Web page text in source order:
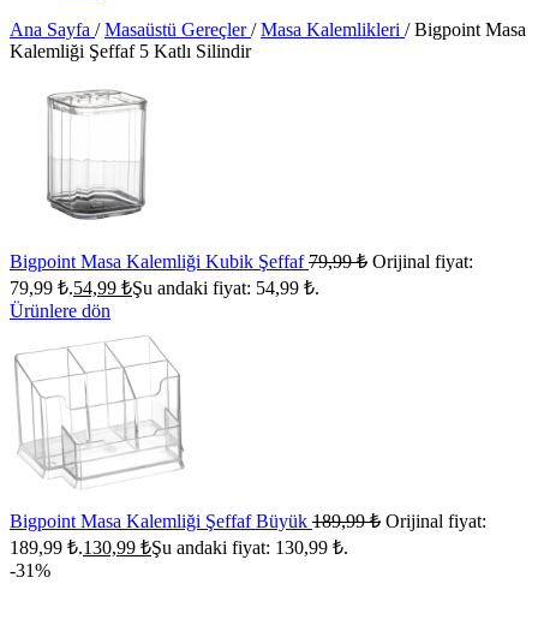
Ana Sayfa / Masaüstü Gereçler/ Masa Kalemlikleri / Bigpoint Masa
Kalemliği Şeffaf 5 Katlı Silindir
Bigpoint Masa Kalemliği Kubik Şeffaf79,99₺ Orijinal fiyat:
79,99 ₺.54,99 ₺Şu andaki fiyat: 54,99 ₺.
Ürünlere dön
Bigpoint Masa Kalemliği Şeffaf Büyük 189,99₺ Orijinal fiyat:
189,99 ₺.130,99 ₺Şu andaki fiyat: 130,99 ₺.
-31%